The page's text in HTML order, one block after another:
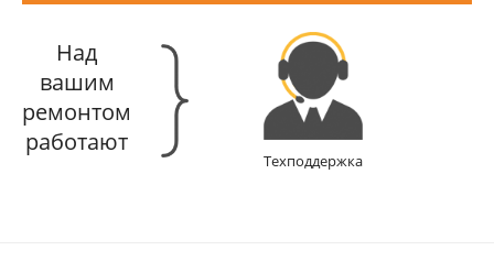
Над
вашим
ремонтом
работают
Техподдержка